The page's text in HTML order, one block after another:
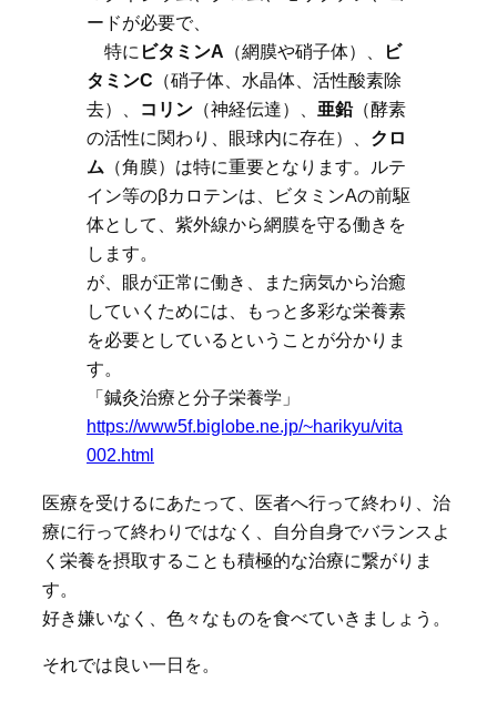
ードが必要で、
特に ビタミンA （網膜や硝子体）、
ビ
タミンC （硝子体、水晶体、活性酸素除
去）、
コリン （神経伝達）、 亜鉛（酵素
の活性に関わり、眼球内に存在）、 クロ
ム （角膜）は特に重要となります。ルテ
イン等のβカロテンは、ビタミンAの前駆
体として、紫外線から網膜を守る働きを
します。
が、眼が正常に働き、また病気から治癒
していくためには、もっと多彩な栄養素
を必要としているということが分かりま
す。
「鍼灸治療と分子栄養学」
https://www5f.biglobe.ne.jp/~harikyu/vita
002.html
医療を受けるにあたって、医者へ行って終わり、治
療に行って終わりではなく、自分自身でバランスよ
く栄養を摂取することも積極的な治療に繋がりま
す。
好き嫌いなく、色々なものを食べていきましょう。
それでは良い一日を。